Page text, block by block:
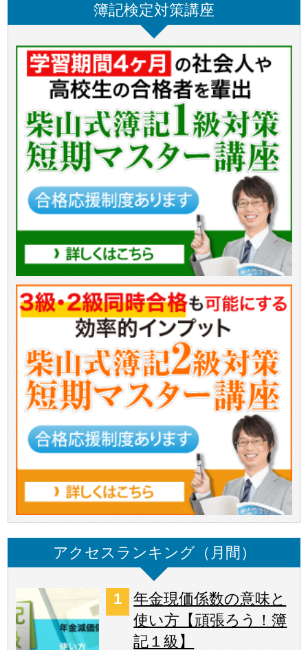
簿記検定対策講座
アクセスランキング（月間）
年金現価係数の意味と
使い方【頑張ろう！簿
記１級】